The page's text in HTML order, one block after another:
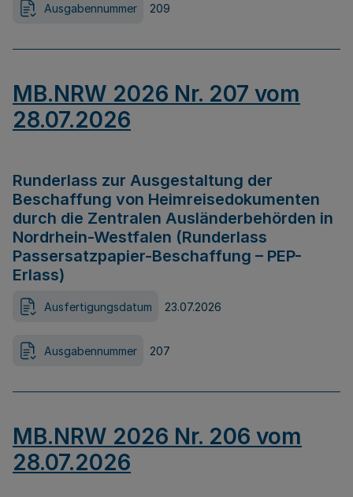
Ausgabennummer 209
MB.NRW 2026 Nr. 207 vom
28.07.2026
Runderlass zur Ausgestaltung der
Beschaffung von Heimreisedokumenten
durch die Zentralen Ausländerbehörden in
Nordrhein-Westfalen (Runderlass
Passersatzpapier-Beschaffung – PEP-
Erlass)
Ausfertigungsdatum 23.07.2026
Ausgabennummer 207
MB.NRW 2026 Nr. 206 vom
28.07.2026